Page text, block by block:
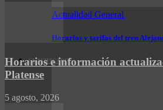
Actualidad General
Horarios y tarifas del tren
CLASIFICADOS
Horarios e información
Platense
5 agosto, 2026